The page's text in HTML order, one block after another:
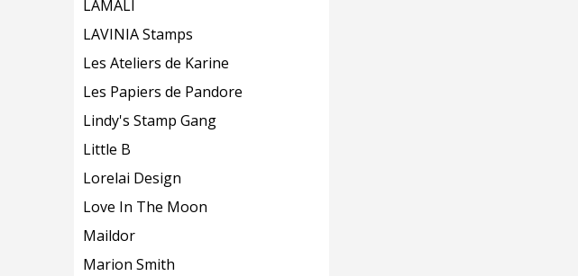
LAMALI
LAVINIA Stamps
Les Ateliers de Karine
Les Papiers de Pandore
Lindy's Stamp Gang
Little B
Lorelai Design
Love In The Moon
Maildor
Marion Smith